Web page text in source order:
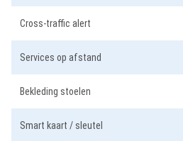
Cross-traffic alert
Services op afstand
Bekleding stoelen
Smart kaart / sleutel